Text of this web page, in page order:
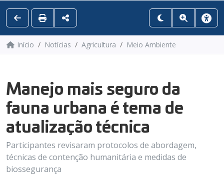
Início Notícias Agricultura Meio Ambiente
Manejo mais seguro da
fauna urbana é tema de
atualização técnica
Participantes revisaram protocolos de abordagem,
técnicas de contenção humanitária e medidas de
biossegurança